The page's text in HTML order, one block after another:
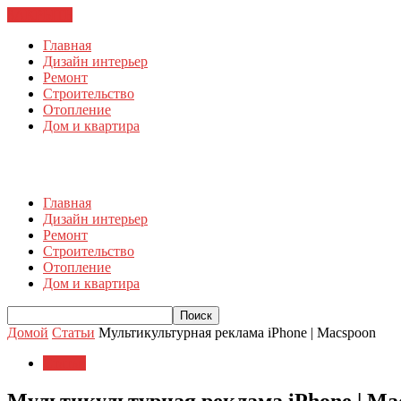
Главная
Дизайн интерьер
Ремонт
Строительство
Отопление
Дом и квартира
Главная
Дизайн интерьер
Ремонт
Строительство
Отопление
Дом и квартира
Домой Статьи Мультикультурная реклама iPhone | Macspoon